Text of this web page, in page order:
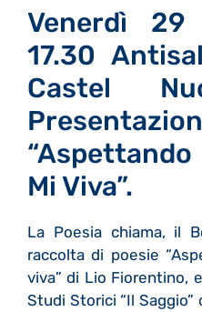
Venerdì 29
17.30
Castel
Mi Viva”.
La Poesia chiama, il
raccolta di poesie
viva” di Lio Fiorentino,
Studi Storici “Il Saggio”